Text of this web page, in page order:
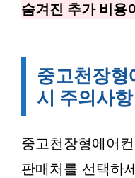
숨겨진 추가 비용
중고천장형
시 주의사항
중고천장형에어
판매처를 선택하